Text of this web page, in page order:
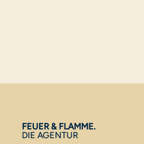
FEUER & FLAMME.
DIE AGENTUR